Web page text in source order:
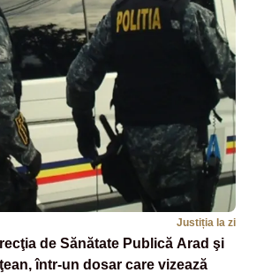
Justiția la zi
de Sănătate Publică Arad şi
într-un dosar care vizează